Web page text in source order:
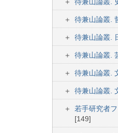
待兼山論叢.
待兼山論叢.
待兼山論叢.
待兼山論叢.
待兼山論叢.
待兼山論叢.
若手研究者
[149]